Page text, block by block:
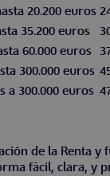
20.200 euros
35.200 euros
60.000 euros
300.000 euros
a 300.000 euros
de la Renta
fácil, clara, y